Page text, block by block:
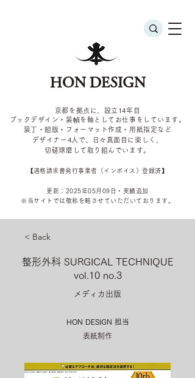
HON DESIGN
京都を拠点に、設立14年目
ブックデザイン・装幀を軸としてお仕事をしています。
装丁・組版・フォーマット作成・用紙指定など
デザイナー4 人で、日々真面目に楽しく、
切磋琢磨して取り組んでいます。
​【適格請求書発行事業者（インボイス）登録済】
更新：2025年05 月09 日・実績追加
​※当サイトでは敬称を 略させていただいております。
< Back
整形外科 SURGICAL TECHNIQUE
vol.10 no.3
メディカ出版
HON DESIGN​ 担当
表紙制作